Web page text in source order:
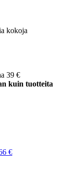
kokoja
39 €
kuin tuotteita
€